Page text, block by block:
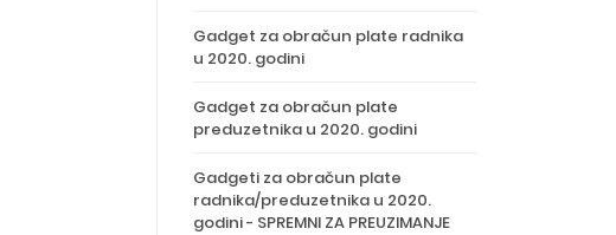
Gadget za obračun plate radnika
u 2020. godini
Gadget za obračun plate
preduzetnika u 2020. godini
Gadgeti za obračun plate
radnika/preduzetnika u 2020.
godini - SPREMNI ZA PREUZIMANJE